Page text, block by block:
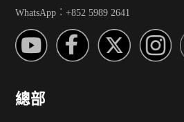
WhatsApp︰+852 5989 2641
總部